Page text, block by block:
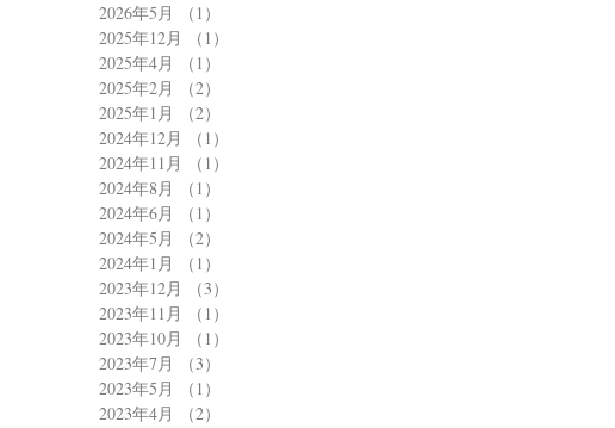
2026年5月 （1）
2025年12月
（1）
2025年4月
（1）
2025年2月
（2）
2025年1月
（2）
2024年12月
（1）
2024年11月
（1）
2024年8月
（1）
2024年6月
（1）
2024年5月
（2）
2024年1月
（1）
2023年12月
（3）
2023年11月
（1）
2023年10月
（1）
2023年7月
（3）
2023年5月
（1）
2023年4月
（2）